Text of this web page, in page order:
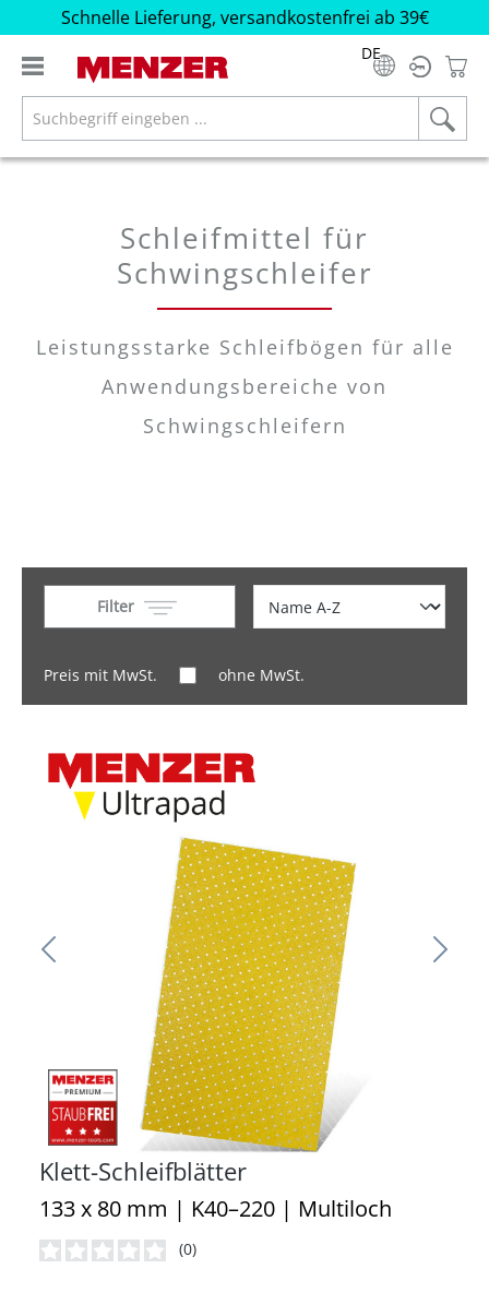
springen
Schnelle Lieferung, versandkostenfrei ab 39€
DE
Schleifmittel für
Schwingschleifer
Leistungsstarke Schleifbögen für alle
Anwendungsbereiche von
Schwingschleifern
Filter
Preis mit MwSt. ohne MwSt.
Klett-Schleifblätter
133 x 80 mm | K40–220 | Multiloch
(0)